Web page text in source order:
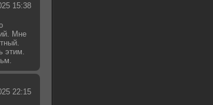
15:38
Мне
этим.
22:15